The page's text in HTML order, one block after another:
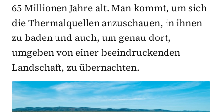
65 Millionen Jahre alt. Man kommt, um sich
die Thermalquellen anzuschauen, in ihnen
zu baden und auch, um genau dort,
umgeben von einer beeindruckenden
Landschaft, zu übernachten.